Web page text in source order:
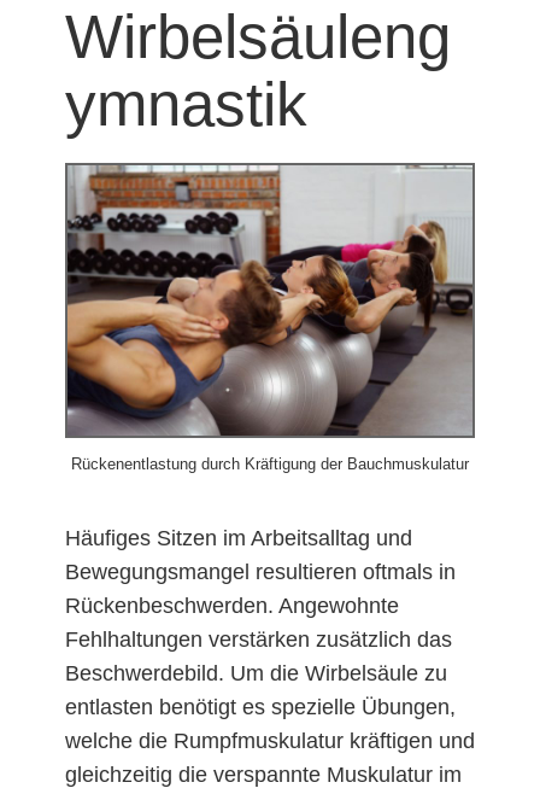
Wirbelsäuleng
ymnastik
Rückenentlastung durch Kräftigung der Bauchmuskulatur
Häufiges Sitzen im Arbeitsalltag und
Bewegungsmangel resultieren oftmals in
Rückenbeschwerden. Angewohnte
Fehlhaltungen verstärken zusätzlich das
Beschwerdebild. Um die Wirbelsäule zu
entlasten benötigt es spezielle Übungen,
welche die Rumpfmuskulatur kräftigen und
gleichzeitig die verspannte Muskulatur im